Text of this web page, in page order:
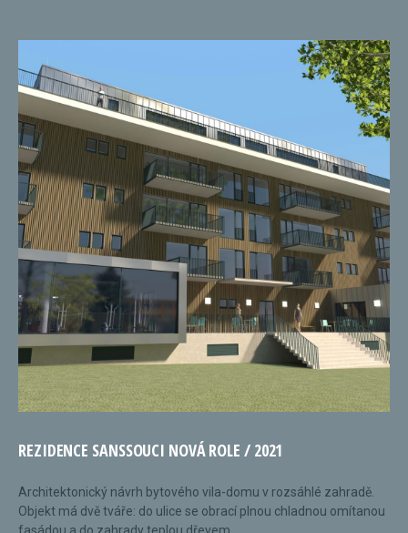
REZIDENCE SANSSOUCI NOVÁ ROLE / 2021
Architektonický návrh bytového vila-domu v rozsáhlé zahradě.
Objekt má dvě tváře: do ulice se obrací plnou chladnou omítanou